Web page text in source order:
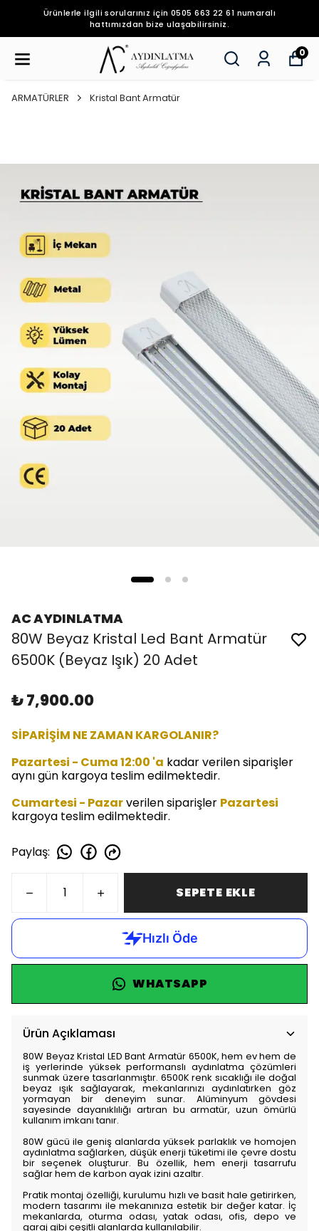
Ürünlerle ilgili sorularınız için 0505 663 22 61 numaralı
hattımızdan bize ulaşabilirsiniz.
0
ARMATÜRLER Kristal Bant Armatür
AC AYDINLATMA
80W Beyaz Kristal Led Bant Armatür
6500K (Beyaz Işık) 20 Adet
₺ 7,900.00
SİPARİŞİM NE ZAMAN KARGOLANIR?
Pazartesi - Cuma 12:00 'a kadar verilen siparişler
aynı gün kargoya teslim edilmektedir.
Cumartesi - Pazarverilen siparişler Pazartesi
kargoya teslim edilmektedir.
Paylaş:
SEPETE EKLE
WHATSAPP
Ürün Açıklaması
80W Beyaz Kristal LED Bant Armatür 6500K, hem ev hem de
iş yerlerinde yüksek performanslı aydınlatma çözümleri
sunmak üzere tasarlanmıştır. 6500K renk sıcaklığı ile doğal
beyaz ışık sağlayarak, mekanlarınızı aydınlatırken göz
yormayan bir deneyim sunar. Alüminyum gövdesi
sayesinde dayanıklılığı artıran bu armatür, uzun ömürlü
kullanım imkanı tanır.
80W gücü ile geniş alanlarda yüksek parlaklık ve homojen
aydınlatma sağlarken, düşük enerji tüketimi ile çevre dostu
bir seçenek oluşturur. Bu özellik, hem enerji tasarrufu
sağlar hem de karbon ayak izini azaltır.
Pratik montaj özelliği, kurulumu hızlı ve basit hale getirirken,
modern tasarımı ile mekanınıza estetik bir değer katar. İç
mekanlarda, oturma odası, yatak odası, ofis, depo ve
garaj gibi çeşitli alanlarda kullanılabilir.